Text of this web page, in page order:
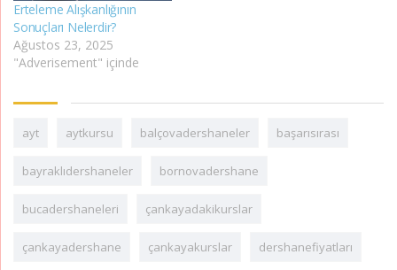
Erteleme Alışkanlığının
Sonuçları Nelerdir?
Ağustos 23, 2025
"Adverisement" içinde
ayt aytkursu balçovadershaneler başarısırası
bayraklıdershaneler bornovadershane
bucadershaneleri çankayadakikurslar
çankayadershane çankayakurslar dershanefiyatları